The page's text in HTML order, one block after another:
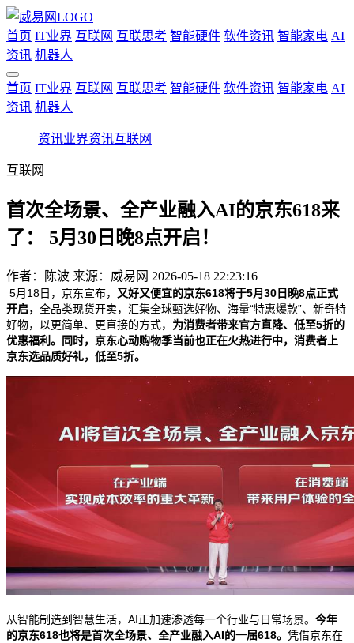
首页 IT业界 互联网 互联思考 智能硬件 软件资讯 智能家电 AI
资讯 机器人
首页 IT业界 互联网 互联思考 智能硬件 软件资讯 智能家电 AI
资讯 机器人
资讯业界资讯互联网
互联网
首次全场景、全产业融入AI的京东618来
了： 5月30日晚8点开启！
作者： 陈波 来源：威易网 2026-05-18 22:23:16
5月 18日，京东宣布， 又好又便宜的京东618将于5月30 日晚8点正式
开启， 全品类现货开卖，汇集全球甄选好物、海量“特惠爆款”、新奇特
好物，以更简单、更直接的方式， 为消费者带来官方直降、低至5折的
优惠福利。同时，京东心动购物季当前也正在火热进行中，消费者上
京东选品质好礼，低至5折。
从智能制造到智慧生活， AI正加速渗透每一个行业与日常场景。 今年
的京东618也将是首次全场景、全产业融入AI的一届618。 凭借京东在